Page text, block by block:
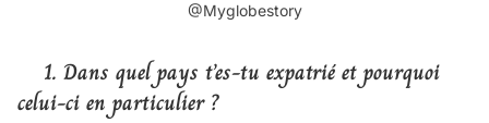
@Myglobestory
1. Dans quel pays t’es-tu expatrié et pourquoi
celui-ci en particulier ?